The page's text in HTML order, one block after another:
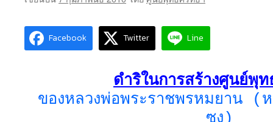
Facebook Twitter Line
ดำริในการสร้างศูนย์พุ
ของหลวงพ่อพระราชพรหมยาน (